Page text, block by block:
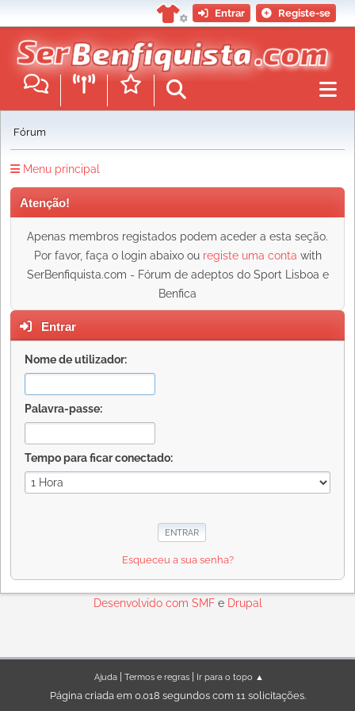
Entrar Registe-se
Fórum
Menu principal
Atenção!
Apenas membros registados podem aceder a esta seção.
Por favor, faça o login abaixo ou registe uma conta with
SerBenfiquista.com - Fórum de adeptos do Sport Lisboa e
Benfica
Entrar
Nome de utilizador:
Palavra-passe:
Tempo para ficar conectado:
Esqueceu a sua senha?
Desenvolvido com SMFe Drupal
Ajuda| Termos e regras| Ir para o topo ▲
Página criada em 0.018 segundos com 11 solicitações.